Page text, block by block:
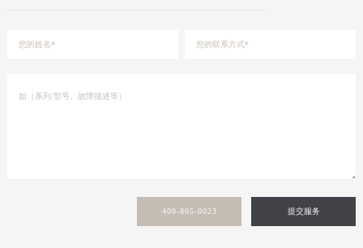
400-805-0023 提交服务